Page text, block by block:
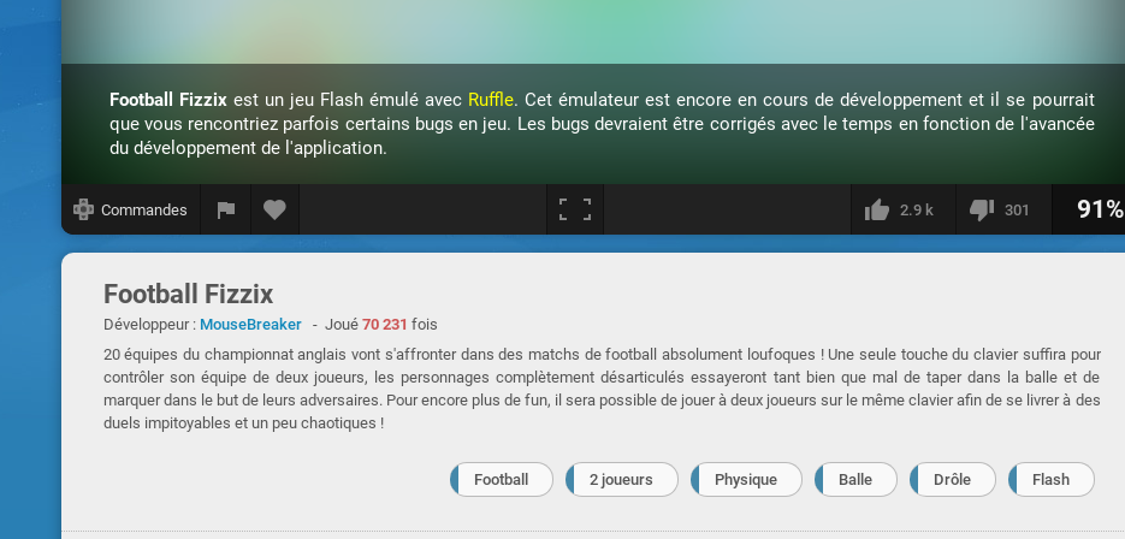
Football Fizzixest un jeu Flash émulé avec Ruffle. Cet émulateur est encore en cours de développement et il se pourrait
que vous rencontriez parfois certains bugs en jeu. Les bugs devraient être corrigés avec le temps en fonction de l'avancée
du développement de l'application.
Commandes 2.9 k 301 91%
Football Fizzix
Développeur : MouseBreaker - Joué 70 231 fois
20 équipes du championnat anglais vont s'affronter dans des matchs de football absolument loufoques ! Une seule touche du clavier suffira pour
contrôler son équipe de deux joueurs, les personnages complètement désarticulés essayeront tant bien que mal de taper dans la balle et de
marquer dans le but de leurs adversaires. Pour encore plus de fun, il sera possible de jouer à deux joueurs sur le même clavier afin de se livrer à des
duels impitoyables et un peu chaotiques !
Football 2 joueurs Physique Balle Drôle Flash